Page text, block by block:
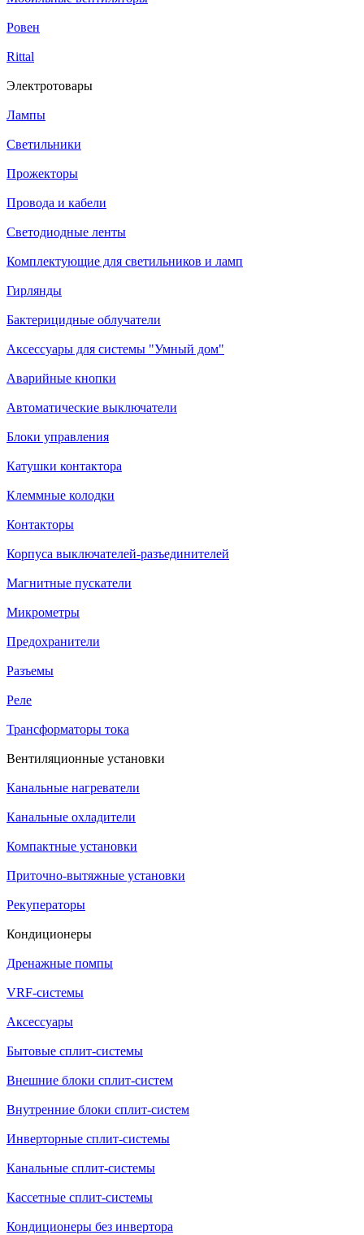
Ровен
Rittal
Электротовары
Лампы
Светильники
Прожекторы
Провода и кабели
Светодиодные ленты
Комплектующие для светильников и ламп
Гирлянды
Бактерицидные облучатели
Аксессуары для системы "Умный дом"
Аварийные кнопки
Автоматические выключатели
Блоки управления
Катушки контактора
Клеммные колодки
Контакторы
Корпуса выключателей-разъединителей
Магнитные пускатели
Микрометры
Предохранители
Разъемы
Реле
Трансформаторы тока
Вентиляционные установки
Канальные нагреватели
Канальные охладители
Компактные установки
Приточно-вытяжные установки
Рекуператоры
Кондиционеры
Дренажные помпы
VRF-системы
Аксессуары
Бытовые сплит-системы
Внешние блоки сплит-систем
Внутренние блоки сплит-систем
Инверторные сплит-системы
Канальные сплит-системы
Кассетные сплит-системы
Кондиционеры без инвертора